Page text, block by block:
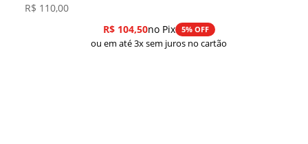
R$ 110,00
R$104,50no Pix 5% OFF
ou em até 3x sem juros no cartão